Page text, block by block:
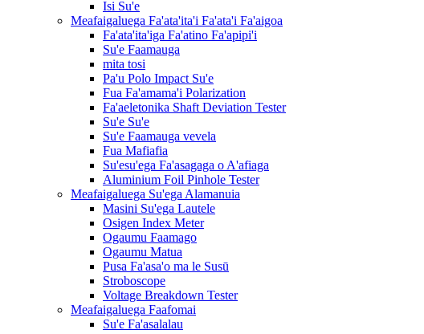
Isi Su'e
Meafaigaluega Fa'ata'ita'i Fa'ata'i Fa'aigoa
Fa'ata'ita'iga Fa'atino Fa'apipi'i
Su'e Faamauga
mita tosi
Pa'u Polo Impact Su'e
Fua Fa'amama'i Polarization
Fa'aeletonika Shaft Deviation Tester
Su'e Su'e
Su'e Faamauga vevela
Fua Mafiafia
Su'esu'ega Fa'asagaga o A'afiaga
Aluminium Foil Pinhole Tester
Meafaigaluega Su'ega Alamanuia
Masini Su'ega Lautele
Osigen Index Meter
Ogaumu Faamago
Ogaumu Matua
Pusa Fa'asa'o ma le Susū
Stroboscope
Voltage Breakdown Tester
Meafaigaluega Faafomai
Su'e Fa'asalalau